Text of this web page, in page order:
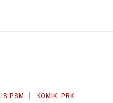
PSM KOMIK,PRK